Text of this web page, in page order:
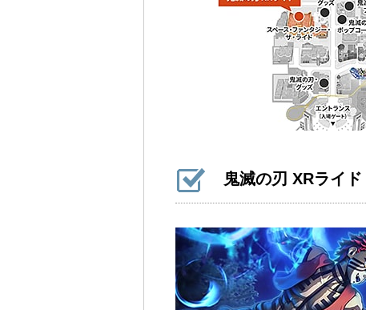
鬼滅の刃 XRライド